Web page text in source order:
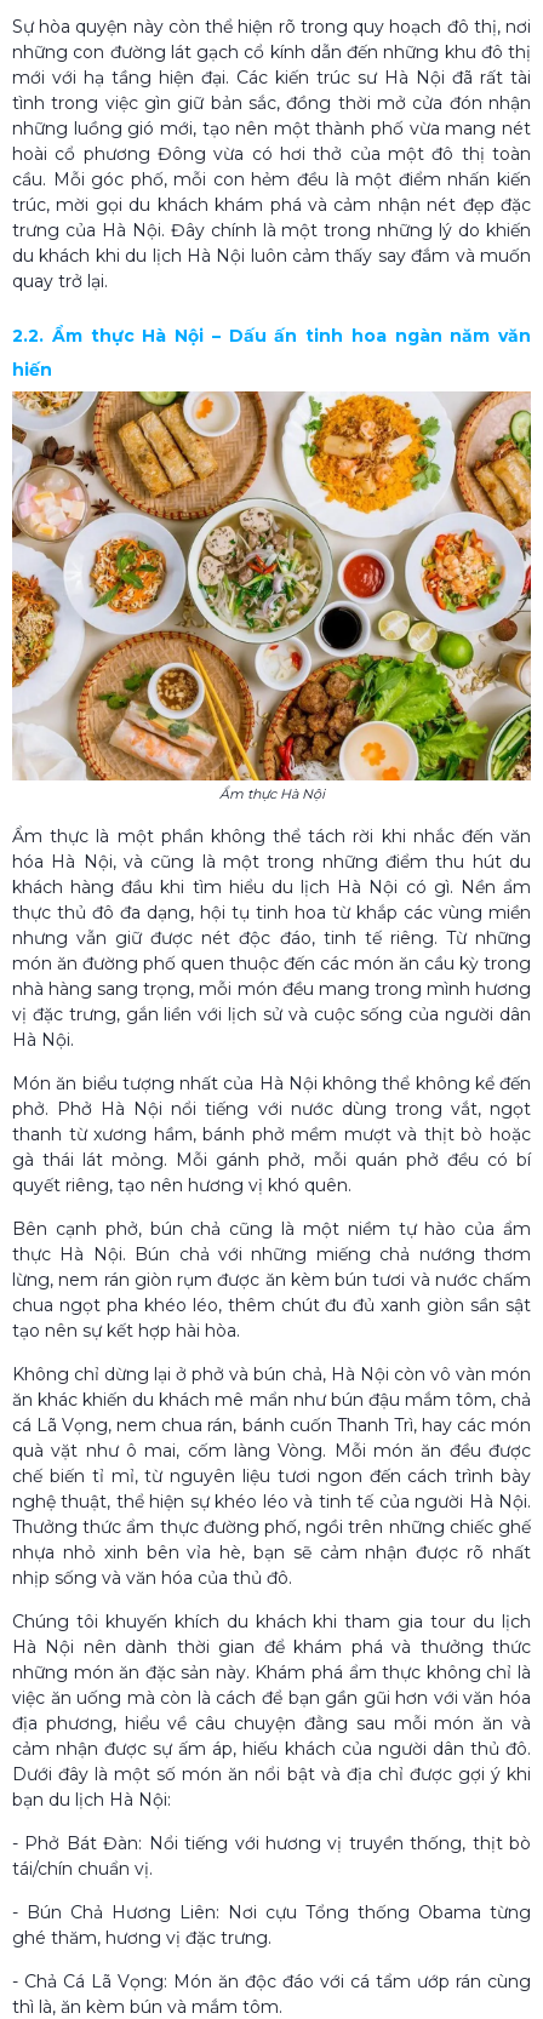
Sự hòa quyện này còn thể hiện rõ trong quy hoạch đô thị, nơi
những con đường lát gạch cổ kính dẫn đến những khu đô thị
mới với hạ tầng hiện đại. Các kiến trúc sư Hà Nội đã rất tài
tình trong việc gìn giữ bản sắc, đồng thời mở cửa đón nhận
những luồng gió mới, tạo nên một thành phố vừa mang nét
hoài cổ phương Đông vừa có hơi thở của một đô thị toàn
cầu. Mỗi góc phố, mỗi con hẻm đều là một điểm nhấn kiến
trúc, mời gọi du khách khám phá và cảm nhận nét đẹp đặc
trưng của Hà Nội. Đây chính là một trong những lý do khiến
du khách khi du lịch Hà Nội luôn cảm thấy say đắm và muốn
quay trở lại.
2.2. Ẩm thực Hà Nội – Dấu ấn tinh hoa ngàn năm văn
hiến
Ẩm thực Hà Nội
Ẩm thực là một phần không thể tách rời khi nhắc đến văn
hóa Hà Nội, và cũng là một trong những điểm thu hút du
khách hàng đầu khi tìm hiểu du lịch Hà Nội có gì. Nền ẩm
thực thủ đô đa dạng, hội tụ tinh hoa từ khắp các vùng miền
nhưng vẫn giữ được nét độc đáo, tinh tế riêng. Từ những
món ăn đường phố quen thuộc đến các món ăn cầu kỳ trong
nhà hàng sang trọng, mỗi món đều mang trong mình hương
vị đặc trưng, gắn liền với lịch sử và cuộc sống của người dân
Hà Nội.
Món ăn biểu tượng nhất của Hà Nội không thể không kể đến
phở. Phở Hà Nội nổi tiếng với nước dùng trong vắt, ngọt
thanh từ xương hầm, bánh phở mềm mượt và thịt bò hoặc
gà thái lát mỏng. Mỗi gánh phở, mỗi quán phở đều có bí
quyết riêng, tạo nên hương vị khó quên.
Bên cạnh phở, bún chả cũng là một niềm tự hào của ẩm
thực Hà Nội. Bún chả với những miếng chả nướng thơm
lừng, nem rán giòn rụm được ăn kèm bún tươi và nước chấm
chua ngọt pha khéo léo, thêm chút đu đủ xanh giòn sần sật
tạo nên sự kết hợp hài hòa.
Không chỉ dừng lại ở phở và bún chả, Hà Nội còn vô vàn món
ăn khác khiến du khách mê mẩn như bún đậu mắm tôm, chả
cá Lã Vọng, nem chua rán, bánh cuốn Thanh Trì, hay các món
quà vặt như ô mai, cốm làng Vòng. Mỗi món ăn đều được
chế biến tỉ mỉ, từ nguyên liệu tươi ngon đến cách trình bày
nghệ thuật, thể hiện sự khéo léo và tinh tế của người Hà Nội.
Thưởng thức ẩm thực đường phố, ngồi trên những chiếc ghế
nhựa nhỏ xinh bên vỉa hè, bạn sẽ cảm nhận được rõ nhất
nhịp sống và văn hóa của thủ đô.
Chúng tôi khuyến khích du khách khi tham gia tour du lịch
Hà Nội nên dành thời gian để khám phá và thưởng thức
những món ăn đặc sản này. Khám phá ẩm thực không chỉ là
việc ăn uống mà còn là cách để bạn gần gũi hơn với văn hóa
địa phương, hiểu về câu chuyện đằng sau mỗi món ăn và
cảm nhận được sự ấm áp, hiếu khách của người dân thủ đô.
Dưới đây là một số món ăn nổi bật và địa chỉ được gợi ý khi
bạn du lịch Hà Nội:
- Phở Bát Đàn: Nổi tiếng với hương vị truyền thống, thịt bò
tái/chín chuẩn vị.
- Bún Chả Hương Liên: Nơi cựu Tổng thống Obama từng
ghé thăm, hương vị đặc trưng.
- Chả Cá Lã Vọng: Món ăn độc đáo với cá tẩm ướp rán cùng
thì là, ăn kèm bún và mắm tôm.